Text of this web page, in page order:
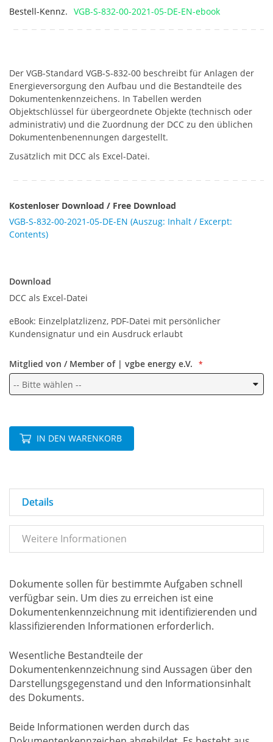
Bestell-Kennz. VGB-S-832-00-2021-05-DE-EN-ebook
Der VGB-Standard VGB-S-832-00 beschreibt für Anlagen der
Energieversorgung den Aufbau und die Bestandteile des
Dokumentenkennzeichens. In Tabellen werden
Objektschlüssel für übergeordnete Objekte (technisch oder
administrativ) und die Zuordnung der DCC zu den üblichen
Dokumentenbenennungen dargestellt.
Zusätzlich mit DCC als Excel-Datei.
Kostenloser Download / Free Download
VGB-S-832-00-2021-05-DE-EN (Auszug: Inhalt / Excerpt:
Contents)
Download
DCC als Excel-Datei
eBook: Einzelplatzlizenz, PDF-Datei mit persönlicher
Kundensignatur und ein Ausdruck erlaubt
Mitglied von / Member of | vgbe energy e.V.
IN DEN WARENKORB
Details
Weitere Informationen
Dokumente sollen für bestimmte Aufgaben schnell
verfügbar sein. Um dies zu erreichen ist eine
Dokumentenkennzeichnung mit identifizierenden und
klassifizierenden Informationen erforderlich.
Wesentliche Bestandteile der
Dokumentenkennzeichnung sind Aussagen über den
Darstellungsgegenstand und den Informationsinhalt
des Dokuments.
Beide Informationen werden durch das